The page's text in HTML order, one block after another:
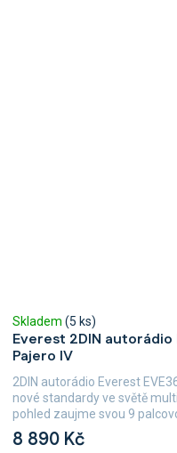
Everest 2DIN
Pajero IV
Skladem (5 ks)
8 890 Kč
2DIN autorádio Everest
nové standardy ve světě
pohled zaujme svou 9